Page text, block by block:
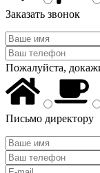
Заказать звонок
Пожалуйста,
Письмо директору